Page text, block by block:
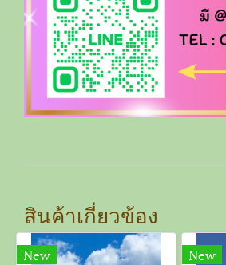
สินค้าเกี่ยวข้อง
New New